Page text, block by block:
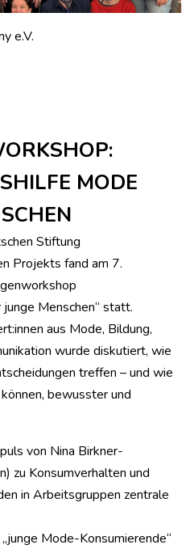
e.V.
MODE
Stiftung
Projekts fand am 7.
Menschen“ statt.
aus Mode, Bildung,
wurde diskutiert, wie
treffen – und wie
bewusster und
von Nina Birkner-
zu Konsumverhalten und
in Arbeitsgruppen zentrale
Mode-Konsumierende“